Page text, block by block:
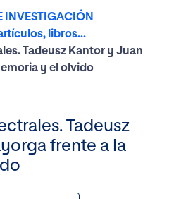
INVESTIGACIÓN
libros...
Tadeusz Kantor y Juan
y el olvido
Tadeusz
frente a la